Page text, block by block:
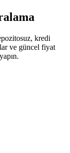
kredi
ve güncel fiyat